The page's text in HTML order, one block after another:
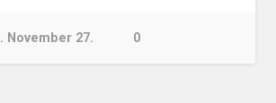
November 27. 0